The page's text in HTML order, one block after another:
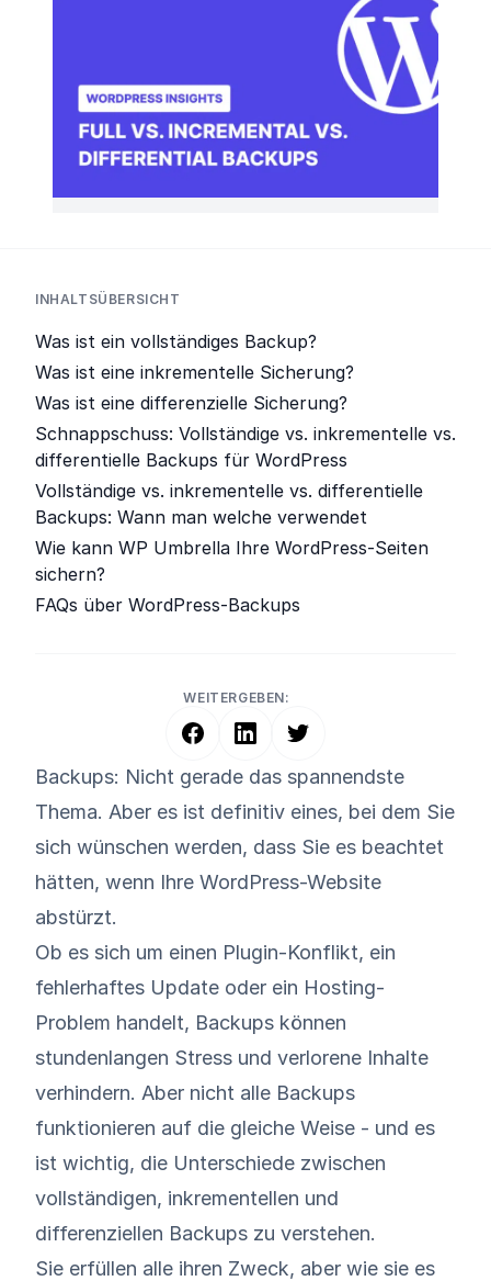
INHALTSÜBERSICHT
Was ist ein vollständiges Backup?
Was ist eine inkrementelle Sicherung?
Was ist eine differenzielle Sicherung?
Schnappschuss: Vollständige vs. inkrementelle vs.
differentielle Backups für WordPress
Vollständige vs. inkrementelle vs. differentielle
Backups: Wann man welche verwendet
Wie kann WP Umbrella Ihre WordPress-Seiten
sichern?
FAQs über WordPress-Backups
WEITERGEBEN:
Backups: Nicht gerade das spannendste
Thema. Aber es ist definitiv eines, bei dem Sie
sich wünschen werden, dass Sie es beachtet
hätten, wenn Ihre WordPress-Website
abstürzt.
Ob es sich um einen Plugin-Konflikt, ein
fehlerhaftes Update oder ein Hosting-
Problem handelt, Backups können
stundenlangen Stress und verlorene Inhalte
verhindern. Aber nicht alle Backups
funktionieren auf die gleiche Weise - und es
ist wichtig, die Unterschiede zwischen
vollständigen, inkrementellen und
differenziellen Backups zu verstehen.
Sie erfüllen alle ihren Zweck, aber wie sie es